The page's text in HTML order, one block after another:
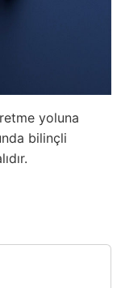
yoluna
bilinçli